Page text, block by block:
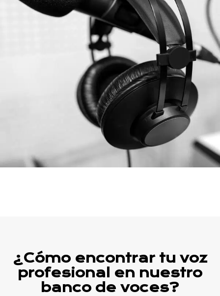
¿Cómo encontrar tu voz
profesional en nuestro
banco de voces?